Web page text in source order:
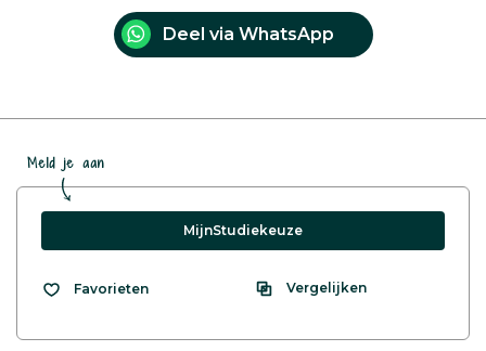
Deel via WhatsApp
Meld je aan
MijnStudiekeuze
Favorieten Vergelijken